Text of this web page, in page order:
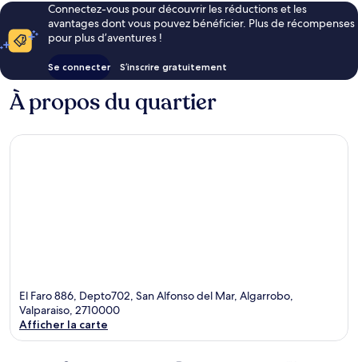
Connectez-vous pour découvrir les réductions et les
avantages dont vous pouvez bénéficier. Plus de récompenses
pour plus d’aventures !
Se connecter S’inscrire gratuitement
À propos du quartier
El Faro 886, Depto702, San Alfonso del Mar, Algarrobo,
Valparaiso, 2710000
Afficher la carte